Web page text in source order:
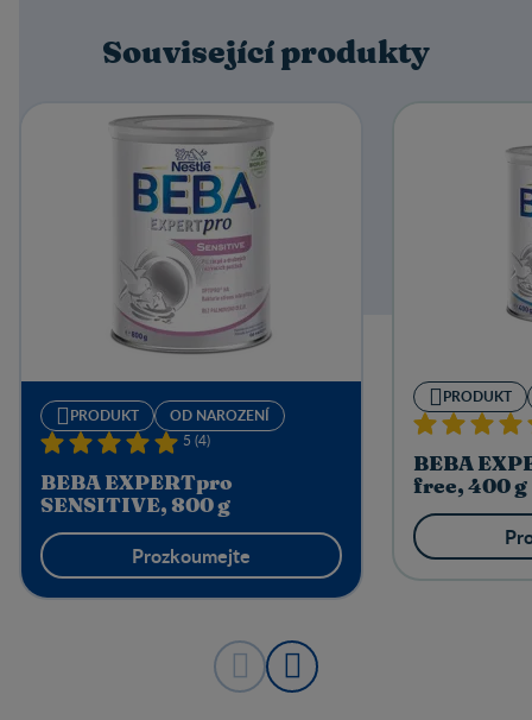
Související produkty
PRODUKT OD NAROZENÍ
5 (4)
BEBA EXPERTpro
SENSITIVE, 800 g
Prozkoumejte
PRODUKT
BEBA
free, 400 g